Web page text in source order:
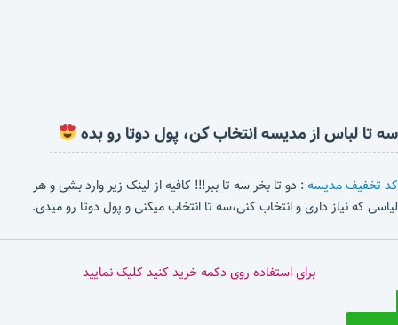
سه تا لباس از مدیسه انتخاب کن، پول دوتا رو بده
کد تخفیف مدیسه: دو تا بخر سه تا ببر!!! کافیه از لینک زیر وارد بشی و هر
لیاسی که نیاز داری و انتخاب کنی،سه تا انتخاب میکنی و پول دوتا رو میدی.
برای استفاده روی دکمه خرید کنید کلیک نمایید